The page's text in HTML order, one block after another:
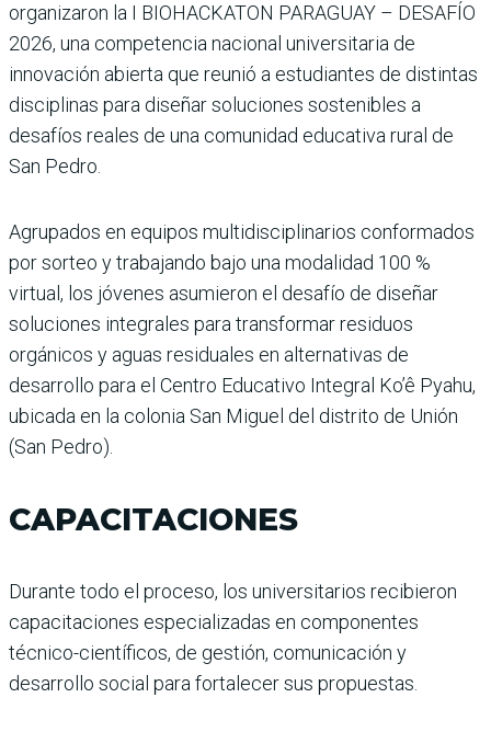
organizaron la I BIOHACKATON PARAGUAY – DESAFÍO
2026, una competencia nacional universitaria de
innovación abierta que reunió a estudiantes de distintas
disciplinas para diseñar soluciones sostenibles a
desafíos reales de una comunidad educativa rural de
San Pedro.
Agrupados en equipos multidisciplinarios conformados
por sorteo y trabajando bajo una modalidad 100 %
virtual, los jóvenes asumieron el desafío de diseñar
soluciones integrales para transformar residuos
orgánicos y aguas residuales en alternativas de
desarrollo para el Centro Educativo Integral Ko’ê Pyahu,
ubicada en la colonia San Miguel del distrito de Unión
(San Pedro).
CAPACITACIONES
Durante todo el proceso, los universitarios recibieron
capacitaciones especializadas en componentes
técnico-científicos, de gestión, comunicación y
desarrollo social para fortalecer sus propuestas.